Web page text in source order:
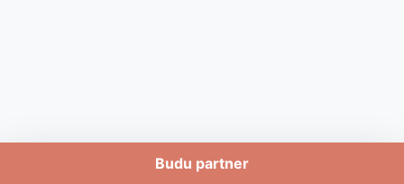
Budu partner